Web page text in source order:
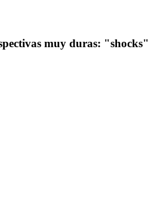
muy duras: